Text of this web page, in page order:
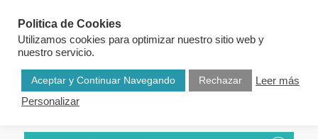
Politica de Cookies
Utilizamos cookies para optimizar nuestro sitio web y
nuestro servicio.
Aceptar y Continuar Navegando Rechazar
Leer más
Personalizar